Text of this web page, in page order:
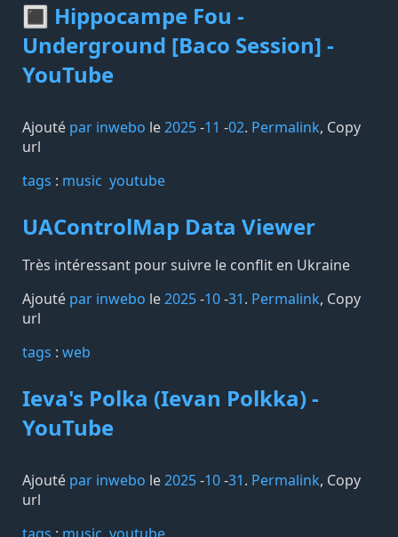
🔳 Hippocampe Fou -
Underground [Baco Session] -
YouTube
Ajouté par inwebo le2025-11 -02. Permalink, Copy
url
tags️ : music youtube
UAControlMap Data Viewer
Très intéressant pour suivre le conflit en Ukraine
Ajouté par inwebo le2025-10-31. Permalink, Copy
url
tags️ : web
Ieva's Polka (Ievan Polkka) -
YouTube
Ajouté par inwebo le2025-10-31. Permalink, Copy
url